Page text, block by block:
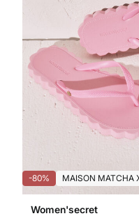
-80% MAISON MATCHA
Women'secret